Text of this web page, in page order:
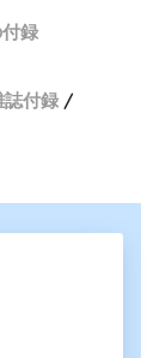
録
誌付録